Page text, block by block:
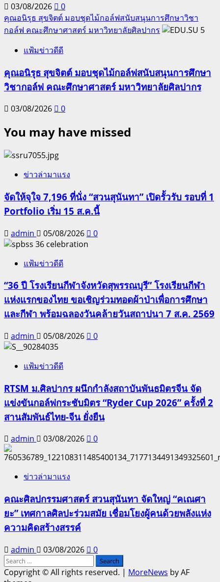
03/08/2026
0
คุณอนิรุธ สุขจิตต์ มอบชุดไม้กอล์ฟสนับสนุนการศึกษาวิชา
กอล์ฟ คณะศึกษาศาสตร์ มหาวิทยาลัยศิลปากร
5
แฟ้มข่าวดีดี
คุณอนิรุธ สุขจิตต์ มอบชุดไม้กอล์ฟสนับสนุนการศึกษา
วิชากอล์ฟ คณะศึกษาศาสตร์ มหาวิทยาลัยศิลปากร
03/08/2026 0
You may have missed
ข่าวล่ามาแรง
จัดให้จุใจ 7,196 ที่นั่ง “สวนสุนันทา” เปิดรั้วรับ รอบที่ 1
Portfolio เริ่ม 15 ส.ค.นี้
admin 05/08/2026 0
แฟ้มข่าวดีดี
“36 ปี โรงเรียนกีฬาจังหวัดสุพรรณบุรี” โรงเรียนกีฬา
แห่งแรกของไทย ขอเชิญร่วมทอดผ้าป่าเพื่อการศึกษา
และกีฬา พร้อมฉลองวันคล้ายวันสถาปนา 7 ส.ค. 2569
admin 05/08/2026 0
แฟ้มข่าวดีดี
RTSM ม.ศิลปากร ผนึกกำลังสถาบันพันธมิตรจีน จัด
แข่งขันกอล์ฟกระชับมิตร “Ryder Cup 2026” ครั้งที่ 2
สานสัมพันธ์ไทย-จีน ยั่งยืน
admin 03/08/2026 0
ข่าวล่ามาแรง
คณะศิลปกรรมศาสตร์ สวนสุนันทา จัดใหญ่ “คเณศา
ยะ” เทศกาลศิลปะร่วมสมัย เชื่อมโยงผู้คนด้วยพลังแห่ง
ความคิดสร้างสรรค์
admin 03/08/2026
0
Search
for:
Copyright © All rights reserved. | MoreNews by AF